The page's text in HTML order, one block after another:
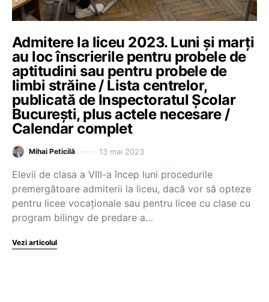
Admitere la liceu 2023. Luni și marți
au loc înscrierile pentru probele de
aptitudini sau pentru probele de
limbi străine / Lista centrelor,
publicată de Inspectoratul Școlar
București, plus actele necesare /
Calendar complet
Mihai Peticilă 13 mai 2023
Elevii de clasa a VIII-a încep luni procedurile
premergătoare admiterii la liceu, dacă vor să opteze
pentru licee vocaționale sau pentru licee cu clase cu
program bilingv de predare a…
Vezi articolul